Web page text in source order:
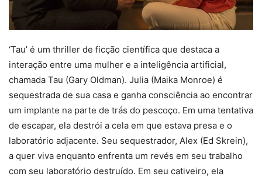
‘Tau’ é um thriller de ficção científica que destaca a
interação entre uma mulher e a inteligência artificial,
chamada Tau (Gary Oldman). Julia (Maika Monroe) é
sequestrada de sua casa e ganha consciência ao encontrar
um implante na parte de trás do pescoço. Em uma tentativa
de escapar, ela destrói a cela em que estava presa e o
laboratório adjacente. Seu sequestrador, Alex (Ed Skrein),
a quer viva enquanto enfrenta um revés em seu trabalho
com seu laboratório destruído. Em seu cativeiro, ela